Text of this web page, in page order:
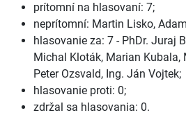
prítomní na hlasovaní: 7;
neprítomní: Martin Lisko,
hlasovanie za: 7 - PhDr. Juraj
Michal Kloták, Marian Kubala,
Peter Ozsvald, Ing. Ján Vojtek;
hlasovanie proti: 0;
zdržal sa hlasovania: 0.